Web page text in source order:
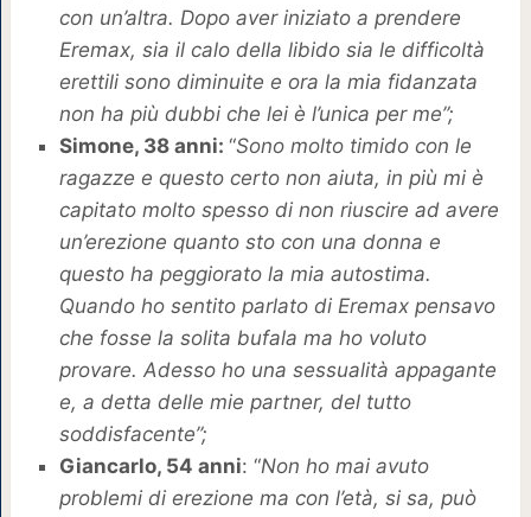
con un’altra. Dopo aver iniziato a prendere
Eremax, sia il calo della libido sia le difficoltà
erettili sono diminuite e ora la mia fidanzata
non ha più dubbi che lei è l’unica per me”;
Simone, 38 anni: “Sono molto timido con le
ragazze e questo certo non aiuta, in più mi è
capitato molto spesso di non riuscire ad avere
un’erezione quanto sto con una donna e
questo ha peggiorato la mia autostima.
Quando ho sentito parlato di Eremax pensavo
che fosse la solita bufala ma ho voluto
provare. Adesso ho una sessualità appagante
e, a detta delle mie partner, del tutto
soddisfacente”;
Giancarlo, 54 anni: “Non ho mai avuto
problemi di erezione ma con l’età, si sa, può